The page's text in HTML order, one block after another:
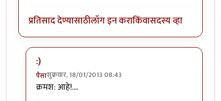
प्रतिसाद देण्यासाठीलॉग इन कराकिंवासदस्य व्हा
:)
पैसाशुक्रवार, 18/01/2013 08:43
In reply toओपिनियन पोल
क्रमश: आहे!....